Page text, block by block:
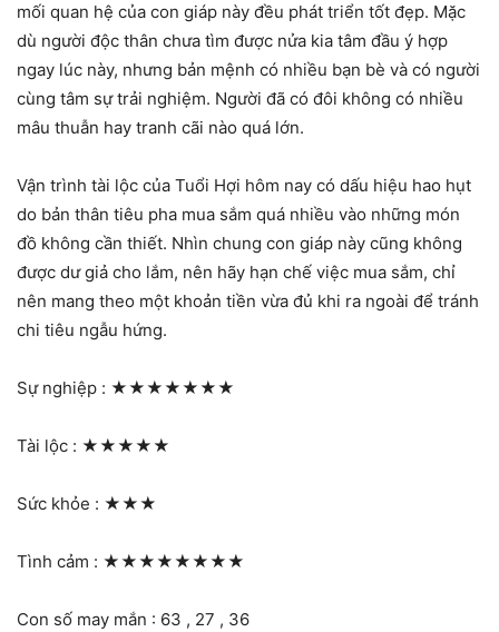
mối quan hệ của con giáp này đều phát triển tốt đẹp. Mặc
dù người độc thân chưa tìm được nửa kia tâm đầu ý hợp
ngay lúc này, nhưng bản mệnh có nhiều bạn bè và có người
cùng tâm sự trải nghiệm. Người đã có đôi không có nhiều
mâu thuẫn hay tranh cãi nào quá lớn.
Vận trình tài lộc của Tuổi Hợi hôm nay có dấu hiệu hao hụt
do bản thân tiêu pha mua sắm quá nhiều vào những món
đồ không cần thiết. Nhìn chung con giáp này cũng không
được dư giả cho lắm, nên hãy hạn chế việc mua sắm, chỉ
nên mang theo một khoản tiền vừa đủ khi ra ngoài để tránh
chi tiêu ngẫu hứng.
Sự nghiệp : ★★★★★★★
Tài lộc : ★★★★★
Sức khỏe : ★★★
Tình cảm : ★★★★★★★★
Con số may mắn : 63 , 27 , 36